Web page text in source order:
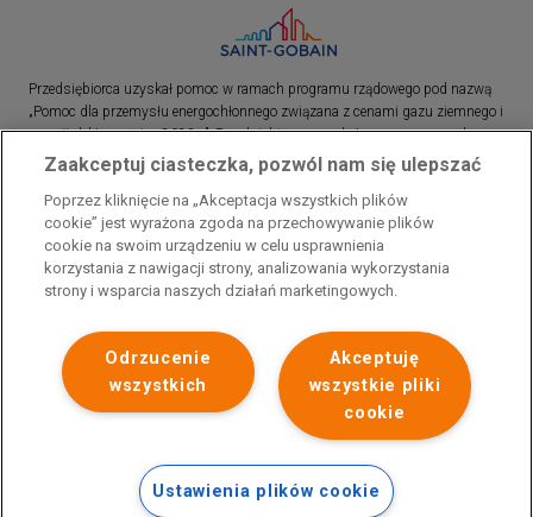
Polityka prywatności Skontaktuj się z nami
Przedsiębiorca uzyskał pomoc w ramach programu rządowego pod nazwą
„Pomoc dla przemysłu energochłonnego związana z cenami gazu ziemnego i
energii elektrycznej w 2023 r.”. Przedsiębiorca uzyskał pomoc w ramach
programu rządowego pod nazwą: „Pomoc dla sektorów energochłonnych
związana z nagłymi wzrostami cen gazu ziemnego i energii elektrycznej w
2022 r.”
Zaakceptuj ciasteczka, pozwól nam się ulepszać
Poprzez kliknięcie na „Akceptacja wszystkich plików
cookie” jest wyrażona zgoda na przechowywanie plików
cookie na swoim urządzeniu w celu usprawnienia
korzystania z nawigacji strony, analizowania wykorzystania
strony i wsparcia naszych działań marketingowych.
Akceptuję
wszystkie pliki
cookie
Odrzucenie
wszystkich
Ustawienia plików cookie